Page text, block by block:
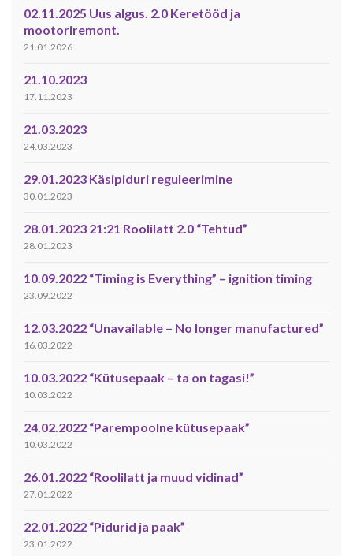
02.11.2025 Uus algus. 2.0 Keretööd ja
mootoriremont.
21.01.2026
21.10.2023
17.11.2023
21.03.2023
24.03.2023
29.01.2023 Käsipiduri reguleerimine
30.01.2023
28.01.2023 21:21 Roolilatt 2.0 “Tehtud”
28.01.2023
10.09.2022 “Timing is Everything” – ignition timing
23.09.2022
12.03.2022 “Unavailable – No longer manufactured”
16.03.2022
10.03.2022 “Kütusepaak – ta on tagasi!”
10.03.2022
24.02.2022 “Parempoolne kütusepaak”
10.03.2022
26.01.2022 “Roolilatt ja muud vidinad”
27.01.2022
22.01.2022 “Pidurid ja paak”
23.01.2022